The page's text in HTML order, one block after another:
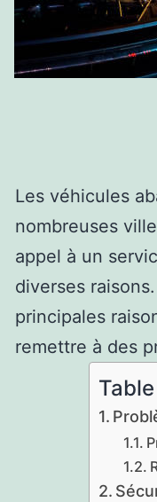
Les véhicules
nombreuses
appel à un
diverses
principales
remettre à des